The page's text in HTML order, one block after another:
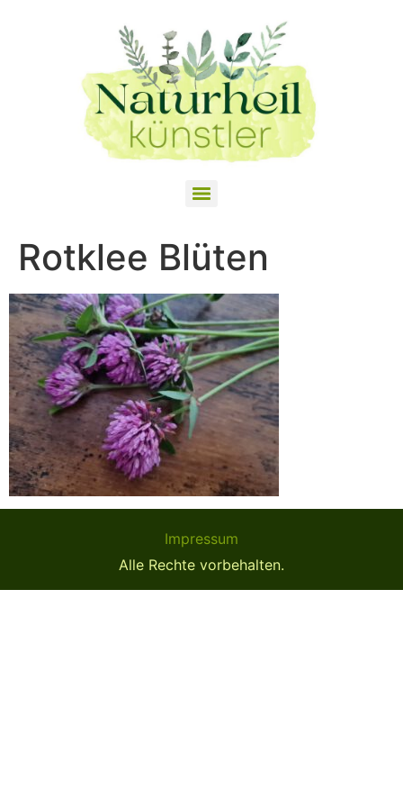
Rotklee Blüten
Impressum
Alle Rechte vorbehalten.